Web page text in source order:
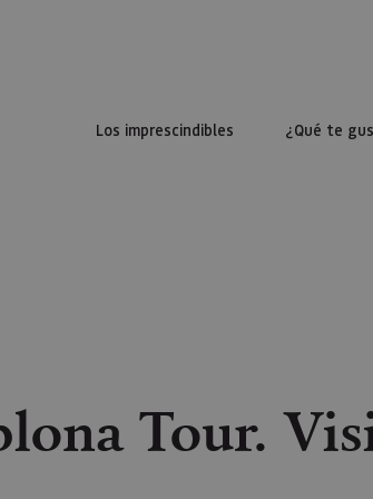
Los imprescindibles ¿Qué te
Tour.